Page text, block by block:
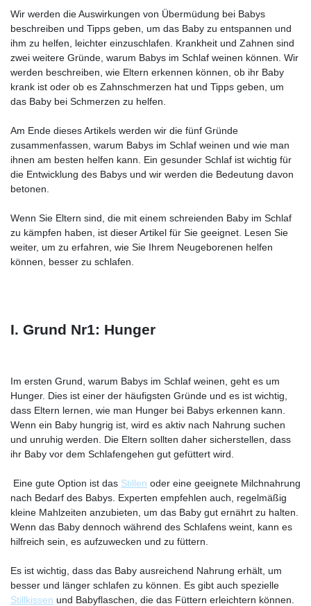
Wir werden die Auswirkungen von Übermüdung bei Babys
beschreiben und Tipps geben, um das Baby zu entspannen und
ihm zu helfen, leichter einzuschlafen. Krankheit und Zahnen sind
zwei weitere Gründe, warum Babys im Schlaf weinen können. Wir
werden beschreiben, wie Eltern erkennen können, ob ihr Baby
krank ist oder ob es Zahnschmerzen hat und Tipps geben, um
das Baby bei Schmerzen zu helfen.
Am Ende dieses Artikels werden wir die fünf Gründe
zusammenfassen, warum Babys im Schlaf weinen und wie man
ihnen am besten helfen kann. Ein gesunder Schlaf ist wichtig für
die Entwicklung des Babys und wir werden die Bedeutung davon
betonen.
Wenn Sie Eltern sind, die mit einem schreienden Baby im Schlaf
zu kämpfen haben, ist dieser Artikel für Sie geeignet. Lesen Sie
weiter, um zu erfahren, wie Sie Ihrem Neugeborenen helfen
können, besser zu schlafen.
I. Grund Nr1: Hunger
Im ersten Grund, warum Babys im Schlaf weinen, geht es um
Hunger. Dies ist einer der häufigsten Gründe und es ist wichtig,
dass Eltern lernen, wie man Hunger bei Babys erkennen kann.
Wenn ein Baby hungrig ist, wird es aktiv nach Nahrung suchen
und unruhig werden. Die Eltern sollten daher sicherstellen, dass
ihr Baby vor dem Schlafengehen gut gefüttert wird.
Eine gute Option ist das Stillen oder eine geeignete Milchnahrung
nach Bedarf des Babys. Experten empfehlen auch, regelmäßig
kleine Mahlzeiten anzubieten, um das Baby gut ernährt zu halten.
Wenn das Baby dennoch während des Schlafens weint, kann es
hilfreich sein, es aufzuwecken und zu füttern.
Es ist wichtig, dass das Baby ausreichend Nahrung erhält, um
besser und länger schlafen zu können. Es gibt auch spezielle
Stillkissen und Babyflaschen, die das Füttern erleichtern können.